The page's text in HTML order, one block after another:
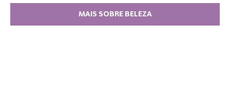
MAIS SOBRE BELEZA